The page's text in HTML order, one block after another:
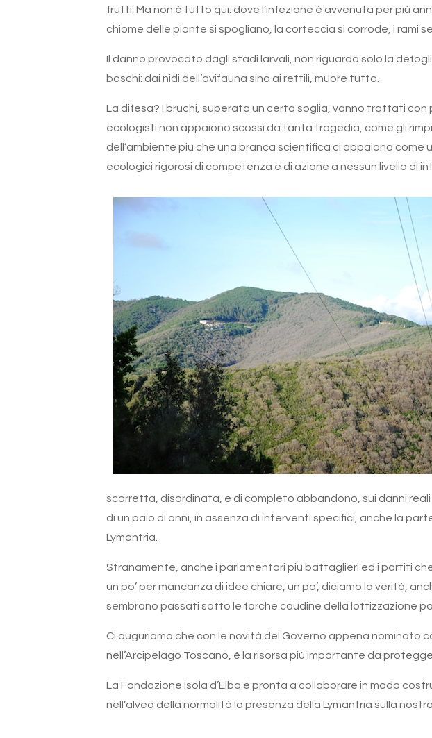
frutti. Ma non è tutto qui: dove l’infezione è avvenuta per più
chiome delle piante si spogliano, la corteccia si corrode, i rami
Il danno provocato dagli stadi larvali, non riguarda solo la
boschi: dai nidi dell’avifauna sino ai rettili, muore tutto.
La difesa? I bruchi, superata un certa soglia, vanno trattati con
ecologisti non appaiono scossi da tanta tragedia, come gli
dell’ambiente più che una branca scientifica ci appaiono
ecologici rigorosi di competenza e di azione a nessun livello di
scorretta, disordinata, e di completo abbandono, sui danni reali
di un paio di anni, in assenza di interventi specifici, anche la
Lymantria.
Stranamente, anche i parlamentari più battaglieri ed i partiti
un po’ per mancanza di idee chiare, un po’, diciamo la verità,
sembrano passati sotto le forche caudine della lottizzazione
Ci auguriamo che con le novità del Governo appena nominato
nell’Arcipelago Toscano, è la risorsa più importante da
La Fondazione Isola d’Elba è pronta a collaborare in modo
nell’alveo della normalità la presenza della Lymantria sulla nostra